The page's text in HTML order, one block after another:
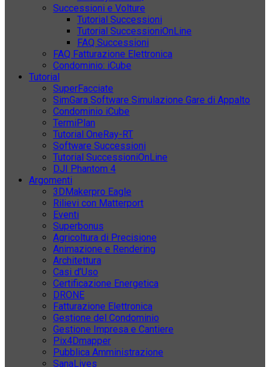
Successioni e Volture
Tutorial Successioni
Tutorial SuccessioniOnLine
FAQ Successioni
FAQ Fatturazione Elettronica
Condominio: iCube
Tutorial
SuperFacciate
SimGara Software Simulazione Gare di Appalto
Condominio iCube
TermiPlan
Tutorial OneRay-RT
Software Successioni
Tutorial SuccessioniOnLine
DJI Phantom 4
Argomenti
3DMakerpro Eagle
Rilievi con Matterport
Eventi
Superbonus
Agricoltura di Precisione
Animazione e Rendering
Architettura
Casi d’Uso
Certificazione Energetica
DRONE
Fatturazione Elettronica
Gestione del Condominio
Gestione Impresa e Cantiere
Pix4Dmapper
Pubblica Amministrazione
SanaLives